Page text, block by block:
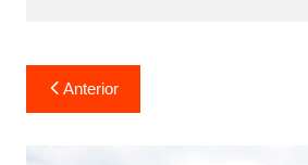
Navegação
de
Post
Anterior